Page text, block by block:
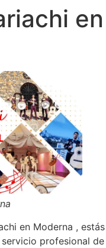
en
en Moderna , estás
profesional de